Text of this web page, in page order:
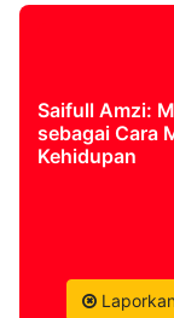
2026Saifull Amzi:
sebagai Cara
Kehidupan